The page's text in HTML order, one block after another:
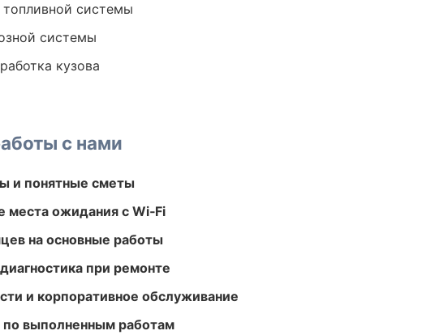
системы
системы
кузова
с нами
и понятные сметы
места ожидания с Wi‑Fi
на основные работы
при ремонте
и корпоративное обслуживание
выполненным работам